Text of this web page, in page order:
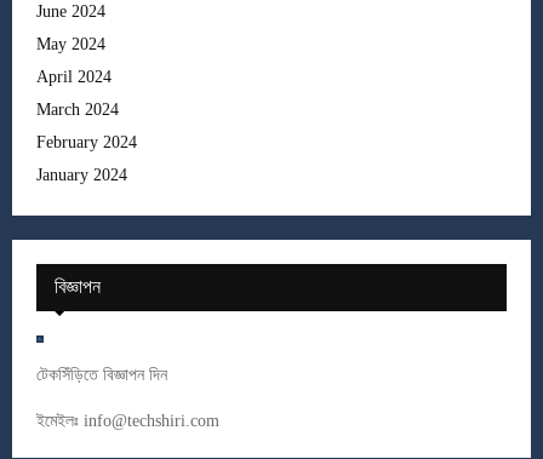
June 2024
May 2024
April 2024
March 2024
February 2024
January 2024
বিজ্ঞাপন
টেকসিঁড়িতে বিজ্ঞাপন দিন
ইমেইলঃ info@techshiri.com